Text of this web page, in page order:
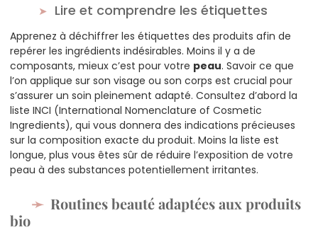
Lire et comprendre les étiquettes
Apprenez à déchiffrer les étiquettes des produits afin de
repérer les ingrédients indésirables. Moins il y a de
composants, mieux c’est pour votre peau. Savoir ce que
l’on applique sur son visage ou son corps est crucial pour
s’assurer un soin pleinement adapté. Consultez d’abord la
liste INCI (International Nomenclature of Cosmetic
Ingredients), qui vous donnera des indications précieuses
sur la composition exacte du produit. Moins la liste est
longue, plus vous êtes sûr de réduire l’exposition de votre
peau à des substances potentiellement irritantes.
Routines beauté adaptées aux produits
bio